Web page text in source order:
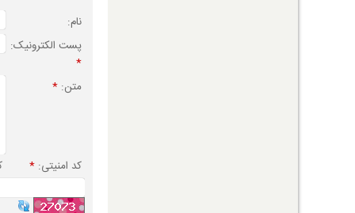
نام:
پست الکترونیک:
*
متن: *
کد امنیتی: *